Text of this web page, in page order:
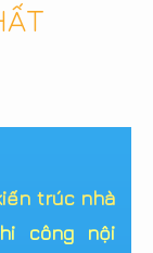
trúc nhà
công nội